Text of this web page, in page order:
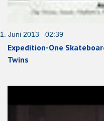
1. Juni 2013 02:39
Expedition-One
Twins